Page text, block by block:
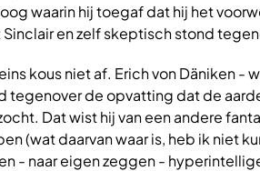
waarin hij toegaf dat hij het
en zelf skeptisch stond
kous niet af. Erich von Däniken -
tegenover de opvatting dat de
Dat wist hij van een andere
(wat daarvan waar is, heb ik niet
- naar eigen zeggen -